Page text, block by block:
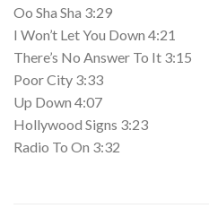
Oo Sha Sha 3:29
I Won’t Let You Down 4:21
There’s No Answer To It 3:15
Poor City 3:33
Up Down 4:07
Hollywood Signs 3:23
Radio To On 3:32